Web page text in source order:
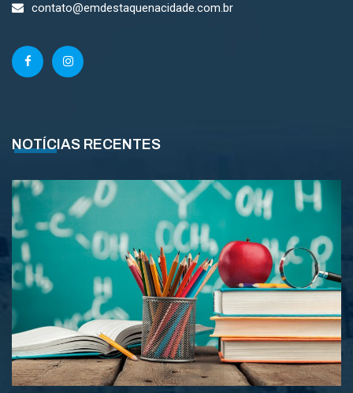
contato@emdestaquenacidade.com.br
NOTÍCIAS RECENTES